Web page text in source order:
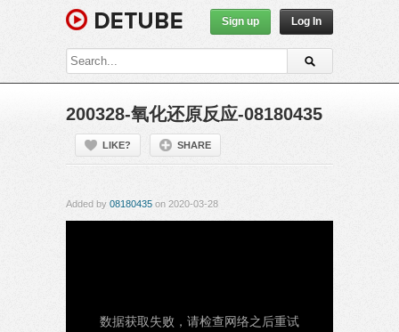
Sign up Log In
200328-氧化还原反应-08180435
LIKE? SHARE
Added by 08180435 on 2020-03-28